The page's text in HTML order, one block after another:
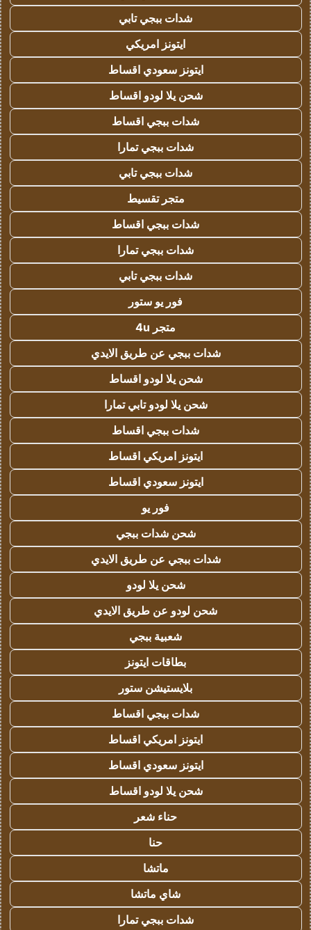
شدات ببجي تابي
ايتونز امريكي
ايتونز سعودي اقساط
شحن يلا لودو اقساط
شدات ببجي اقساط
شدات ببجي تمارا
شدات ببجي تابي
متجر تقسيط
شدات ببجي اقساط
شدات ببجي تمارا
شدات ببجي تابي
فور يو ستور
متجر 4u
شدات ببجي عن طريق الايدي
شحن يلا لودو اقساط
شحن يلا لودو تابي تمارا
شدات ببجي اقساط
ايتونز امريكي اقساط
ايتونز سعودي اقساط
فور يو
شحن شدات ببجي
شدات ببجي عن طريق الايدي
شحن يلا لودو
شحن لودو عن طريق الايدي
شعبية ببجي
بطاقات ايتونز
بلايستيشن ستور
شدات ببجي اقساط
ايتونز امريكي اقساط
ايتونز سعودي اقساط
شحن يلا لودو اقساط
حناء شعر
حنا
ماتشا
شاي ماتشا
شدات ببجي تمارا